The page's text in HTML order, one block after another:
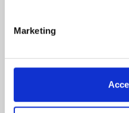
Marketing